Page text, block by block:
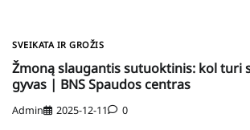
SVEIKATA IR GROŽIS
Žmoną slaugantis sutuoktinis: kol turi
gyvas | BNS Spaudos centras
Admin 2025-12-11 0